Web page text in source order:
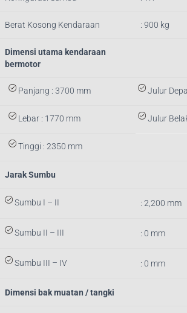
Berat Kosong Kendaraan : 900 kg
Dimensi utama kendaraan
bermotor
Panjang : 3700 mm Julur
Lebar : 1770 mm Julur
Tinggi : 2350 mm
Jarak Sumbu
Sumbu I – II : 2,200 mm
Sumbu II – III : 0 mm
Sumbu III – IV : 0 mm
Dimensi bak muatan / tangki